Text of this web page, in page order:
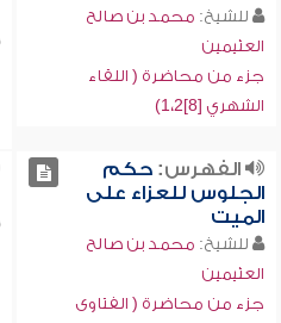
للشيخ: محمد بن صالح
العثيمين
جزء من محاضرة ( اللقاء
الشهري [8]1،2)
الفهرس:حكم
الجلوس للعزاء على
الميت
للشيخ: محمد بن صالح
العثيمين
جزء من محاضرة ( الفتاوى